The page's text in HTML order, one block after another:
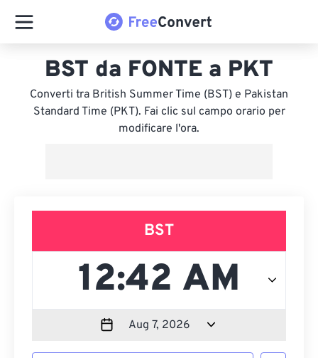
BST da FONTE a PKT
Converti tra British Summer Time (BST) e Pakistan
Standard Time (PKT). Fai clic sul campo orario per
modificare l'ora.
BST